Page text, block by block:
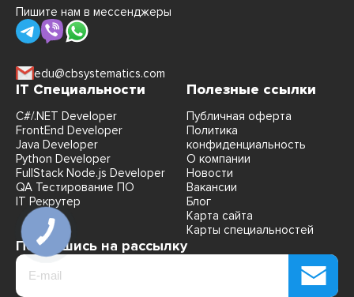
Пишите нам в мессенджеры
edu@cbsystematics.com
IT Специальности
C#/.NET Developer
FrontEnd Developer
Java Developer
Python Developer
FullStack Node.js Developer
QA Тестирование ПО
IT Рекрутер
Полезные ссылки
Публичная оферта
Политика
конфиденциальность
О компании
Новости
Вакансии
Блог
Карта сайта
Карты специальностей
Подпишись на рассылку